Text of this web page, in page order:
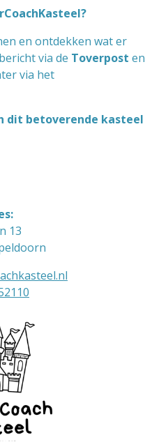
en ontdekken wat er
via de Toverpost en
via het
dit betoverende kasteel
:
13